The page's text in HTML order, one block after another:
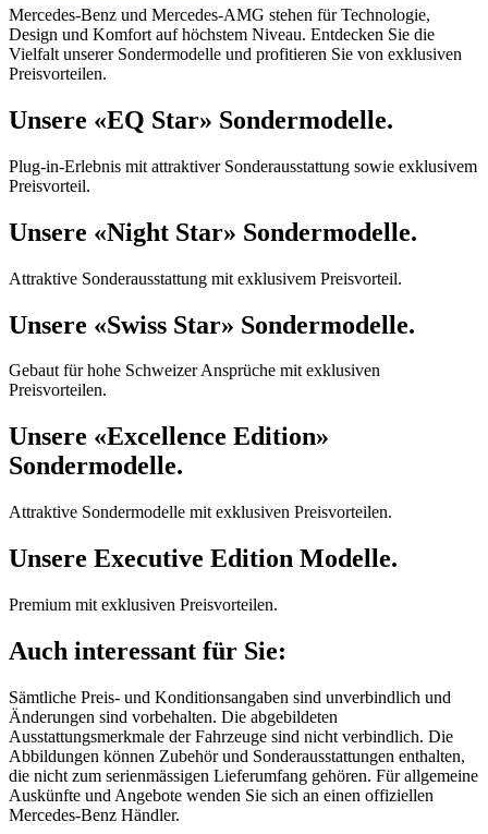
Mercedes-Benz und Mercedes-AMG stehen für Technologie,
Design und Komfort auf höchstem Niveau. Entdecken Sie die
Vielfalt unserer Sondermodelle und profitieren Sie von exklusiven
Preisvorteilen.
Unsere «EQ Star» Sondermodelle.
Plug-in-Erlebnis mit attraktiver Sonderausstattung sowie exklusivem
Preisvorteil.
Unsere «Night Star» Sondermodelle.
Attraktive Sonderausstattung mit exklusivem Preisvorteil.
Unsere «Swiss Star» Sondermodelle.
Gebaut für hohe Schweizer Ansprüche mit exklusiven
Preisvorteilen.
Unsere «Excellence Edition»
Sondermodelle.
Attraktive Sondermodelle mit exklusiven Preisvorteilen.
Unsere Executive Edition Modelle.
Premium mit exklusiven Preisvorteilen.
Auch interessant für Sie:
Sämtliche Preis- und Konditionsangaben sind unverbindlich und
Änderungen sind vorbehalten. Die abgebildeten
Ausstattungsmerkmale der Fahrzeuge sind nicht verbindlich. Die
Abbildungen können Zubehör und Sonderausstattungen enthalten,
die nicht zum serienmässigen Lieferumfang gehören. Für allgemeine
Auskünfte und Angebote wenden Sie sich an einen offiziellen
Mercedes-Benz Händler.